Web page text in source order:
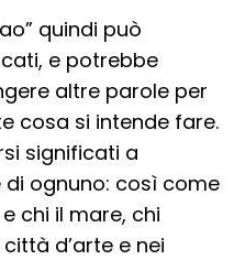
quindi può
e potrebbe
altre parole per
cosa si intende fare.
significati a
ognuno: così come
chi il mare, chi
d’arte e nei